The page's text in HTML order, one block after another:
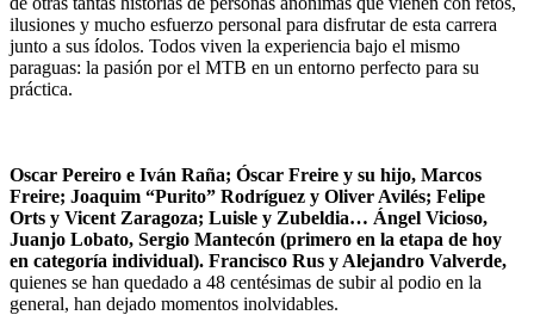
ilusiones y mucho esfuerzo personal para disfrutar de esta carrera
junto a sus ídolos. Todos viven la experiencia bajo el mismo
paraguas: la pasión por el MTB en un entorno perfecto para su
práctica.
Oscar Pereiro e Iván Raña; Óscar Freire y su hijo, Marcos
Freire; Joaquim “Purito” Rodríguez y Oliver Avilés; Felipe
Orts y Vicent Zaragoza; Luisle y Zubeldia… Ángel Vicioso,
Juanjo Lobato, Sergio Mantecón (primero en la etapa de hoy
en categoría individual). Francisco Rus y Alejandro Valverde,
quienes se han quedado a 48 centésimas de subir al podio en la
general, han dejado momentos inolvidables.